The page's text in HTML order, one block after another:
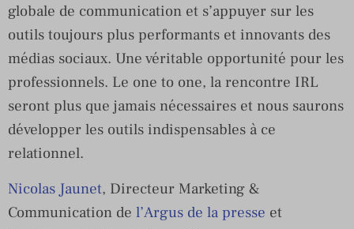
globale de communication et s’appuyer sur les
outils toujours plus performants et innovants des
médias sociaux. Une véritable opportunité pour les
professionnels. Le one to one, la rencontre IRL
seront plus que jamais nécessaires et nous saurons
développer les outils indispensables à ce
relationnel.
Nicolas Jaunet, Directeur Marketing &
Communication de l’Argus de la presse et